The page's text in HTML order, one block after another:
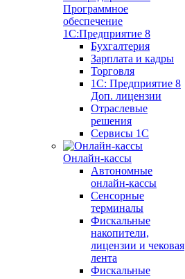
Программное
обеспечение
1С:Предприятие 8
Бухгалтерия
Зарплата и кадры
Торговля
1C: Предприятие 8
Доп. лицензии
Отраслевые
решения
Сервисы 1С
Онлайн-кассы
Автономные
онлайн-кассы
Сенсорные
терминалы
Фискальные
накопители,
лицензии и чековая
лента
Фискальные